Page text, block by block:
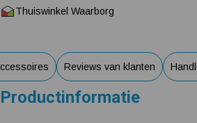
Thuiswinkel Waarborg
Reviews van klanten
Productinformatie